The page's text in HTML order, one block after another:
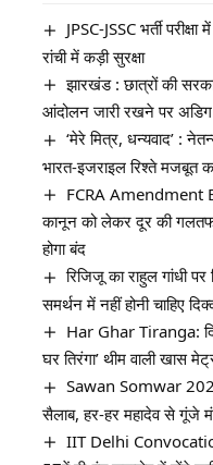
JPSC-JSSC भर्ती
रांची में कड़ी सुरक्षा
झारखंड : छात्रों की
आंदोलन जारी रखने पर अडिग
‘मेरे मित्र, धन्यवाद’ :
भारत-इजराइल रिश्ते मजबूत
FCRA Amendment
कानून को लेकर दूर की
होगा बंद
रिजिजू का राहुल गांधी
समर्थन में नहीं होनी चाहिए
Har Ghar Tiranga:
घर तिरंगा’ थीम वाली खास
Sawan Somwar
सैलाब, हर-हर महादेव से गूंजे
IIT Delhi